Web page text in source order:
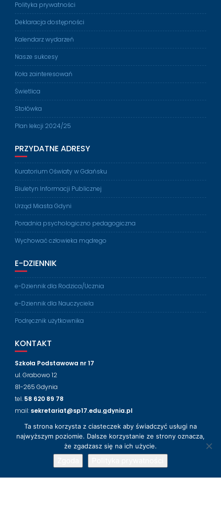
Polityka prywatności
Deklaracja dostępności
Kalendarz wydarzeń
Nasze sukcesy
Koła zainteresowań
Świetlica
Stołówka
Plan lekcji 2024/25
PRZYDATNE ADRESY
Kuratorium Oświaty w Gdańsku
Biuletyn Informacji Publicznej
Urząd Miasta Gdyni
Poradnia psychologiczno pedagogiczna
Wychować człowieka mądrego
E-DZIENNIK
e-Dziennik dla Rodzica/Ucznia
e-Dziennik dla Nauczyciela
Podręcznik użytkownika
KONTAKT
Szkoła Podstawowa nr 17
ul. Grabowo 12
81-265 Gdynia
tel. 58 620 89 78
mail: sekretariat@sp17.edu.gdynia.pl
NASZ FACEBOOK
Ta strona korzysta z ciasteczek aby świadczyć usługi na
najwyższym poziomie. Dalsze korzystanie ze strony oznacza,
że zgadzasz się na ich użycie.